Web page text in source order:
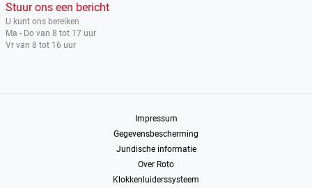
Stuur ons een bericht
U kunt ons bereiken
Ma - Do van 8 tot 17 uur
Vr van 8 tot 16 uur
Impressum
Gegevensbescherming
Juridische informatie
Over Roto
Klokkenluiderssysteem